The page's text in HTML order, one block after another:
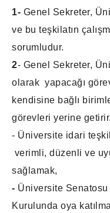
1- Genel Sekreter,
ve bu teşkilatın
sorumludur.
2- Genel Sekreter,
olarak yapacağı
kendisine bağlı
görevleri yerine getirir.
- Üniversite idari
verimli, düzenli ve
sağlamak,
- Üniversite
Kurulunda oya